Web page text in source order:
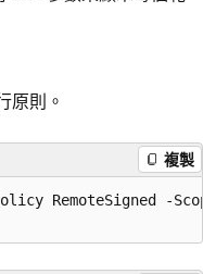
原則。
複製
RemoteSigned -